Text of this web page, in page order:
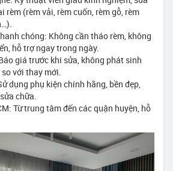
rèm (rèm vải, rèm cuốn, rèm gỗ, rèm
chóng: Không cần tháo rèm, không
hỗ trợ ngay trong ngày.
giá trước khi sửa, không phát sinh
với thay mới.
dụng phụ kiện chính hãng, bền đẹp,
chữa.
Từ trung tâm đến các quận huyện, hỗ